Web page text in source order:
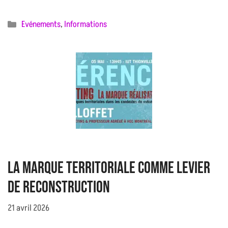
Catégories
Evénements, Informations
La marque territoriale comme levier
de reconstruction
21 avril 2026